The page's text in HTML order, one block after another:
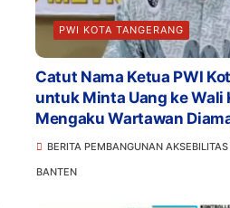
PWI KOTA TANGERANG
Catut Nama Ketua PWI
untuk Minta Uang ke Wali
Mengaku Wartawan
BERITA PEMBANGUNAN
BANTEN